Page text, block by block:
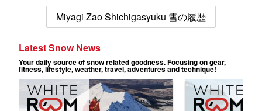
Miyagi Zao Shichigasyuku 雪の履歴